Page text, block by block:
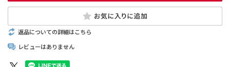
返品についての詳細はこちら
レビューはありません